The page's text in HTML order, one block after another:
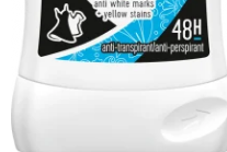
Domestos WC
Gel Antibacterian
Igienol Dezinfectant
Produse Curatenie Baie